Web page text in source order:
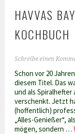
HAVVAS
KOCHBUCH
Schreibe einen
Schon vor 20
diesem Titel. Das
und als Spiralhefter
verschenkt. Jetzt
(hoffentlich)
„Alles-Genießer“,
mögen, sondern …